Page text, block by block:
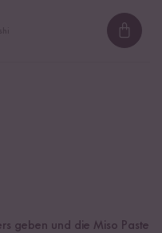
geben und die Miso Paste